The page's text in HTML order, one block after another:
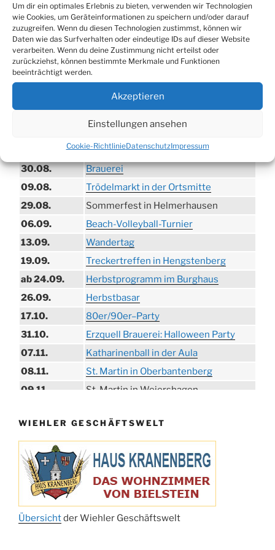
Um dir ein optimales Erlebnis zu bieten, verwenden wir Technologien
wie Cookies, um Geräteinformationen zu speichern und/oder darauf
zuzugreifen. Wenn du diesen Technologien zustimmst, können wir
Daten wie das Surfverhalten oder eindeutige IDs auf dieser Website
verarbeiten. Wenn du deine Zustimmung nicht erteilst oder
zurückziehst, können bestimmte Merkmale und Funktionen
beeinträchtigt werden.
Akzeptieren
Einstellungen ansehen
Cookie-RichtlinieDatenschutzImpressum
30.08.
Brauerei
09.08.
Trödelmarkt in der Ortsmitte
29.08.
Sommerfest in Helmerhausen
06.09.
Beach-Volleyball-Turnier
13.09.
Wandertag
19.09.
Treckertreffen in Hengstenberg
ab 24.09.
Herbstprogramm im Burghaus
26.09.
Herbstbasar
17.10.
80er/90er–Party
31.10.
Erzquell Brauerei: Halloween Party
07.11.
Katharinenball in der Aula
08.11.
St. Martin in Oberbantenberg
09.11.
St. Martin in Weiershagen
11.11.
„DÜX“ im Burghaus
14.11.
Proklamation der Tollitäten
15.11.
Konzert Bielsteiner Männerchor
15.11.
Volkstrauertag am Ehrenmal
27.11.
Anknipsfest an der Oberbantenberger
Kirche
WIEHLER GESCHÄFTSWELT
Übersichtder Wiehler Geschäftswelt